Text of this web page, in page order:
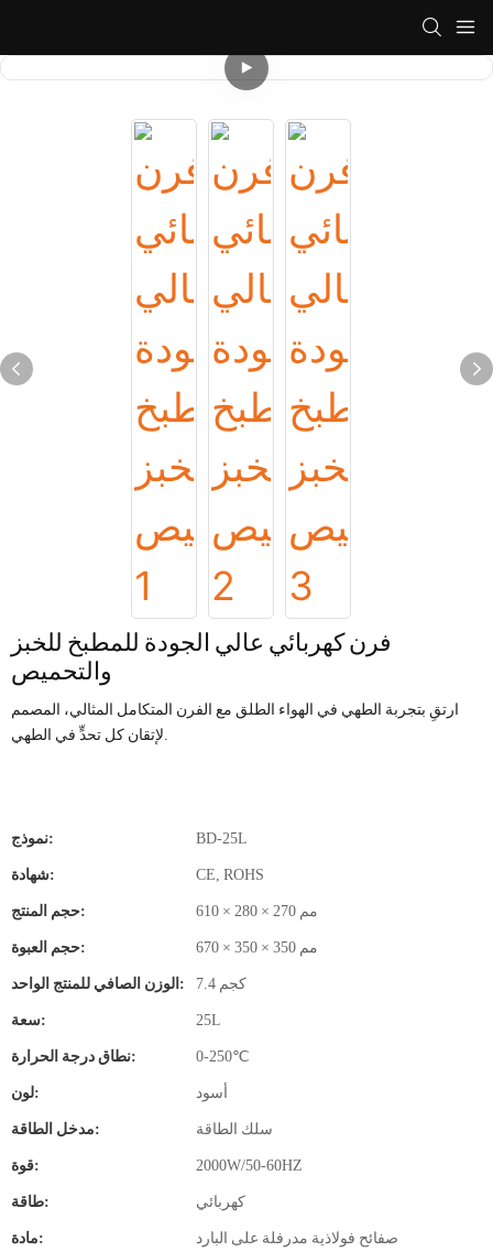
فرن كهربائي عالي الجودة للمطبخ للخبز
والتحميص
ارتقِ بتجربة الطهي في الهواء الطلق مع الفرن المتكامل المثالي، المصمم
نموذج: BD-25L
شهادة: CE, ROHS
حجم المنتج: 610 × 280 × 270 مم
حجم العبوة: 670 × 350 × 350 مم
الوزن الصافي للمنتج الواحد: 7.4 كجم
سعة: 25L
نطاق درجة الحرارة: 0-250℃
لون: أسود
مدخل الطاقة: سلك الطاقة
قوة: 2000W/50-60HZ
طاقة: كهربائي
مادة: صفائح فولاذية مدرفلة على البارد